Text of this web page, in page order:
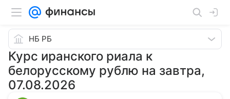
Курс иранского риала к
белорусскому рублю на завтра,
07.08.2026
НБ РБ